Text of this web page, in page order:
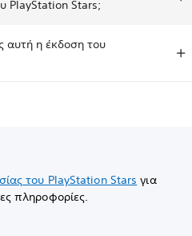
PlayStation Stars;
αυτή η έκδοση του
του PlayStation Stars για
πληροφορίες.